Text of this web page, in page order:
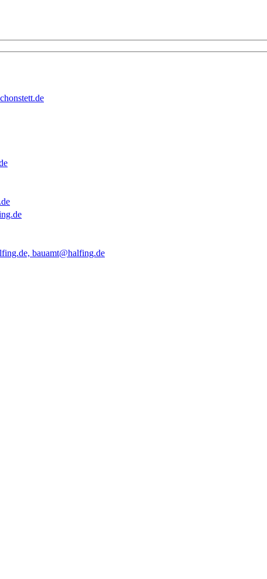
bauamt@halfing.de